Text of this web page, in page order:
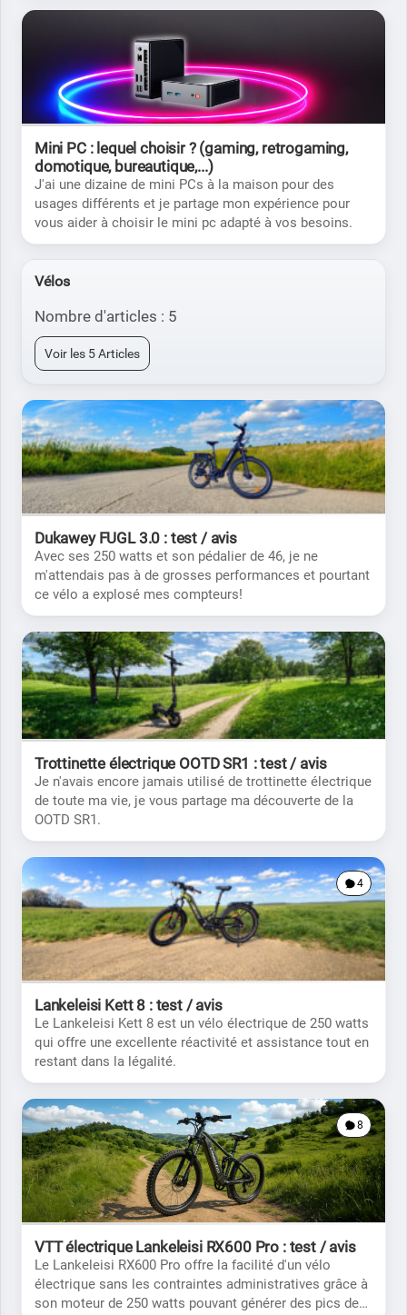
Mini PC : lequel choisir ? (gaming, retrogaming,
domotique, bureautique,...)
J'ai une dizaine de mini PCs à la maison pour des
usages différents et je partage mon expérience pour
vous aider à choisir le mini pc adapté à vos besoins.
Vélos
Nombre d'articles : 5
Voir les 5 Articles
Dukawey FUGL 3.0 : test / avis
Avec ses 250 watts et son pédalier de 46, je ne
m'attendais pas à de grosses performances et pourtant
ce vélo a explosé mes compteurs!
Trottinette électrique OOTD SR1 : test / avis
Je n'avais encore jamais utilisé de trottinette électrique
de toute ma vie, je vous partage ma découverte de la
OOTD SR1.
4
Lankeleisi Kett 8 : test / avis
Le Lankeleisi Kett 8 est un vélo électrique de 250 watts
qui offre une excellente réactivité et assistance tout en
restant dans la légalité.
8
VTT électrique Lankeleisi RX600 Pro : test / avis
Le Lankeleisi RX600 Pro offre la facilité d'un vélo
électrique sans les contraintes administratives grâce à
son moteur de 250 watts pouvant générer des pics de